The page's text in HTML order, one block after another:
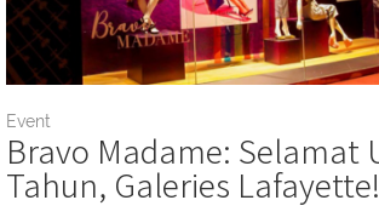
Event
Bravo Madame: Selamat
Tahun, Galeries Lafayette!